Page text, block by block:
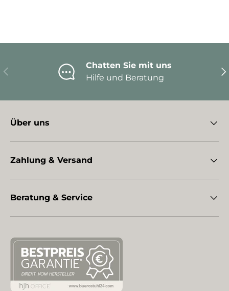
Vorherige
Chatten Sie mit uns
Hilfe und Beratung
Über uns
Zahlung & Versand
Beratung & Service